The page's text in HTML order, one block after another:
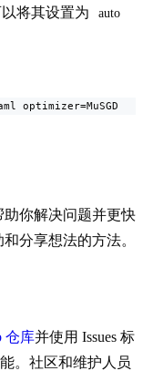
将其设置为
auto
optimizer=MuSGD
你解决问题并更快
分享想法的方法。
仓库并使用 Issues 标
。社区和维护人员